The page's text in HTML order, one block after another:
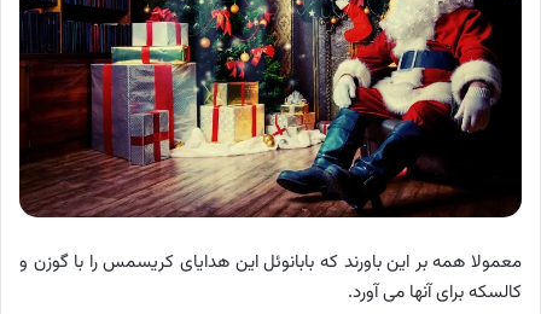
معمولا همه بر این باورند که بابانوئل این هدایای کریسمس را با گوزن و
کالسکه برای آنها می آورد.